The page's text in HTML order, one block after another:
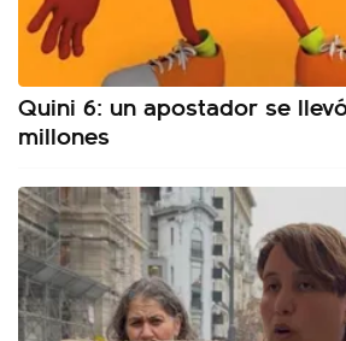
Quini 6: un apostador se
millones